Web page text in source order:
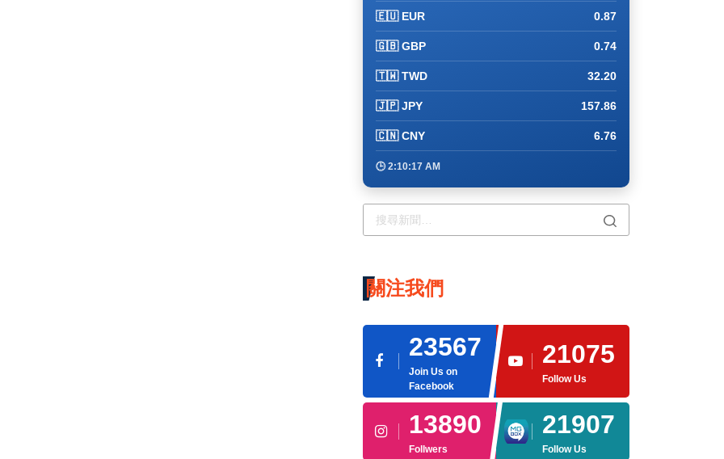
🇪🇺 EUR 0.87
🇬🇧 GBP 0.74
🇹🇼 TWD 32.20
🇯🇵 JPY 157.86
🇨🇳 CNY 6.76
🕒 2:10:17 AM
關注我們
23567
Join Us on
Facebook
21075
Follow Us
13890
Follwers
21907
Follow Us